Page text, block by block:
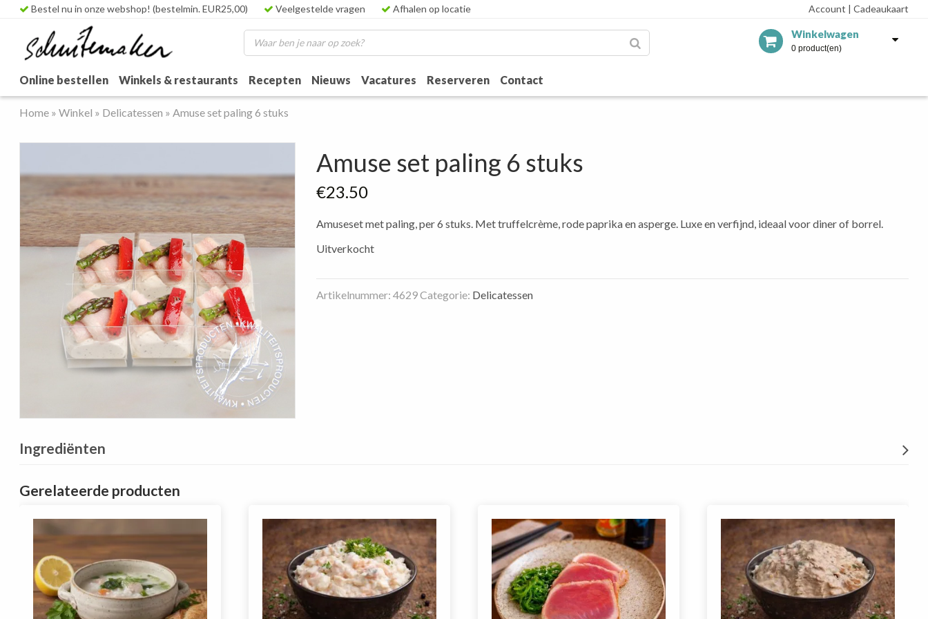
Bestel nu in onze webshop! (bestelmin. EUR25,00) Veelgestelde vragen Afhalen op locatie Account | Cadeaukaart
Winkelwagen
0 product(en)
Online bestellen Winkels & restaurants Recepten Nieuws Vacatures Reserveren Contact
Home »Winkel » Delicatessen »Amuse set paling 6 stuks
Amuse set paling 6 stuks
€23.50
Amuseset met paling, per 6 stuks. Met truffelcrème, rode paprika en asperge. Luxe en verfijnd, ideaal voor diner of borrel.
Uitverkocht
Artikelnummer:4629Categorie: Delicatessen
Ingrediënten
Gerelateerde producten